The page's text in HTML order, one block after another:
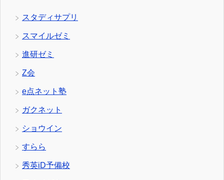
スタディサプリ
スマイルゼミ
進研ゼミ
Z会
e点ネット塾
ガクネット
ショウイン
すらら
秀英iD予備校